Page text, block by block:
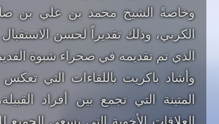
وخاصةً الشيخ محمد بن علي بن
الكربي، وذلك تقديراً لحسن
الذي تم تقديمه في صحراء شبوة
وأشاد باكريت باللقاءات التي
المتينة التي تجمع بين أفراد